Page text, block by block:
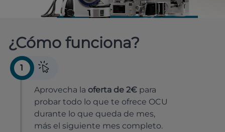
¿Cómo funciona?
1
Aprovecha la oferta de 2€ para
probar todo lo que te ofrece OCU
durante lo que queda de mes,
más el siguiente mes completo.